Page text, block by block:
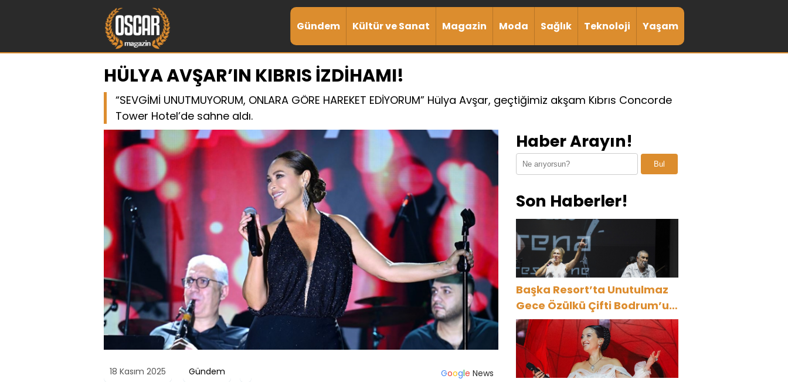
Gündem Kültür ve Sanat Magazin Moda Sağlık Teknoloji Yaşam
HÜLYA AVŞAR’IN KIBRIS İZDİHAMI!
“SEVGİMİ UNUTMUYORUM, ONLARA GÖRE HAREKET EDİYORUM” Hülya Avşar, geçtiğimiz akşam Kıbrıs Concorde
Tower Hotel’de sahne aldı.
18 Kasım 2025 Gündem Google News
Haber Arayın!
Bul
Son Haberler!
Başka Resort’ta Unutulmaz
Gece Özülkü Çifti Bodrum’u
Büyüledi